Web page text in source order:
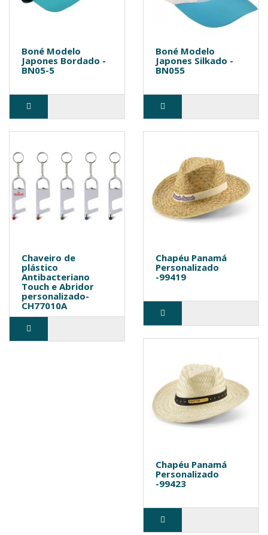
Boné Modelo
Japones Bordado -
BN05-5
Boné Modelo
Japones Silkado -
BN055
Chaveiro de
plástico
Antibacteriano
Touch e Abridor
personalizado-
CH77010A
Chapéu Panamá
Personalizado
-99419
Chapéu Panamá
Personalizado
-99423